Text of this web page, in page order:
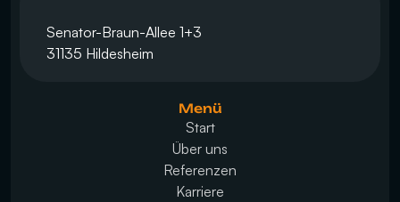
Senator-Braun-Allee 1+3
31135 Hildesheim
Menü
Start
Über uns
Referenzen
Karriere